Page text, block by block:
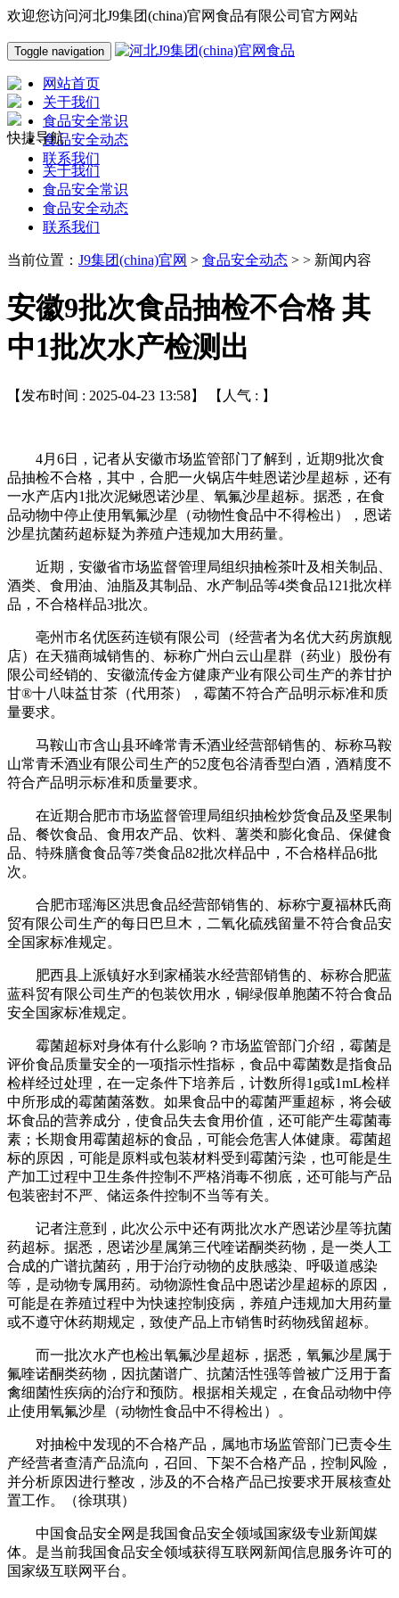
欢迎您访问河北J9集团(china)官网食品有限公司官方网站
Toggle navigation
网站首页
关于我们
食品安全常识
食品安全动态
联系我们
快捷导航
关于我们
食品安全常识
食品安全动态
联系我们
当前位置： J9集团(china)官网 > 食品安全动态 > > 新闻内容
安徽9批次食品抽检不合格 其
中1批次水产检测出
【发布时间 : 2025-04-23 13:58】 【人气 : 】
4月6日，记者从安徽市场监管部门了解到，近期9批次食
品抽检不合格，其中，合肥一火锅店牛蛙恩诺沙星超标，还有
一水产店内1批次泥鳅恩诺沙星、氧氟沙星超标。据悉，在食
品动物中停止使用氧氟沙星（动物性食品中不得检出），恩诺
沙星抗菌药超标疑为养殖户违规加大用药量。
近期，安徽省市场监督管理局组织抽检茶叶及相关制品、
酒类、食用油、油脂及其制品、水产制品等4类食品121批次样
品，不合格样品3批次。
亳州市名优医药连锁有限公司（经营者为名优大药房旗舰
店）在天猫商城销售的、标称广州白云山星群（药业）股份有
限公司经销的、安徽流传金方健康产业有限公司生产的养甘护
甘®十八味益甘茶（代用茶），霉菌不符合产品明示标准和质
量要求。
马鞍山市含山县环峰常青禾酒业经营部销售的、标称马鞍
山常青禾酒业有限公司生产的52度包谷清香型白酒，酒精度不
符合产品明示标准和质量要求。
在近期合肥市市场监督管理局组织抽检炒货食品及坚果制
品、餐饮食品、食用农产品、饮料、薯类和膨化食品、保健食
品、特殊膳食食品等7类食品82批次样品中，不合格样品6批
次。
合肥市瑶海区洪思食品经营部销售的、标称宁夏福林氏商
贸有限公司生产的每日巴旦木，二氧化硫残留量不符合食品安
全国家标准规定。
肥西县上派镇好水到家桶装水经营部销售的、标称合肥蓝
蓝科贸有限公司生产的包装饮用水，铜绿假单胞菌不符合食品
安全国家标准规定。
霉菌超标对身体有什么影响？市场监管部门介绍，霉菌是
评价食品质量安全的一项指示性指标，食品中霉菌数是指食品
检样经过处理，在一定条件下培养后，计数所得1g或1mL检样
中所形成的霉菌菌落数。如果食品中的霉菌严重超标，将会破
坏食品的营养成分，使食品失去食用价值，还可能产生霉菌毒
素；长期食用霉菌超标的食品，可能会危害人体健康。霉菌超
标的原因，可能是原料或包装材料受到霉菌污染，也可能是生
产加工过程中卫生条件控制不严格消毒不彻底，还可能与产品
包装密封不严、储运条件控制不当等有关。
记者注意到，此次公示中还有两批次水产恩诺沙星等抗菌
药超标。据悉，恩诺沙星属第三代喹诺酮类药物，是一类人工
合成的广谱抗菌药，用于治疗动物的皮肤感染、呼吸道感染
等，是动物专属用药。动物源性食品中恩诺沙星超标的原因，
可能是在养殖过程中为快速控制疫病，养殖户违规加大用药量
或不遵守休药期规定，致使产品上市销售时药物残留超标。
而一批次水产也检出氧氟沙星超标，据悉，氧氟沙星属于
氟喹诺酮类药物，因抗菌谱广、抗菌活性强等曾被广泛用于畜
禽细菌性疾病的治疗和预防。根据相关规定，在食品动物中停
止使用氧氟沙星（动物性食品中不得检出）。
对抽检中发现的不合格产品，属地市场监管部门已责令生
产经营者查清产品流向，召回、下架不合格产品，控制风险，
并分析原因进行整改，涉及的不合格产品已按要求开展核查处
置工作。（徐琪琪）
中国食品安全网是我国食品安全领域国家级专业新闻媒
体。是当前我国食品安全领域获得互联网新闻信息服务许可的
国家级互联网平台。